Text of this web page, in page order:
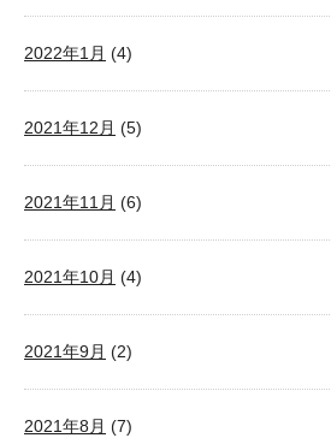
2022年1月 (4)
2021年12月 (5)
2021年11月 (6)
2021年10月 (4)
2021年9月 (2)
2021年8月 (7)